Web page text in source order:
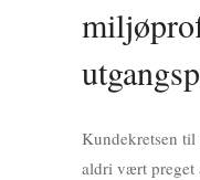
Kundekretsen til
aldri vært preget